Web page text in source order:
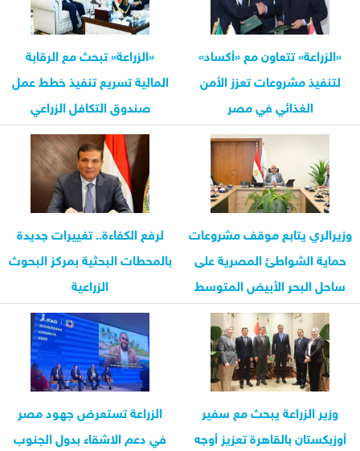
«الزراعة» تتعاون مع «أكساد»
لتنفيذ مشروعات تعزز الأمن
الغذائي في مصر
«الزراعة» تبحث مع الرقابة
المالية تسريع تنفيذ خطط عمل
صندوق التكافل الزراعي
وزيرالري يتابع موقف مشروعات
حماية الشواطئ المصرية على
ساحل البحر الأبيض المتوسط
لرفع الكفاءة.. تغييرات جديدة
بالمحطات البحثية بمركز البحوث
الزراعية
وزير الزراعة يبحث مع سفير
أوزبكستان بالقاهرة تعزيز أوجه
الزراعة تستعرض جهود مصر
في دعم الاشقاء بدول الجنوب